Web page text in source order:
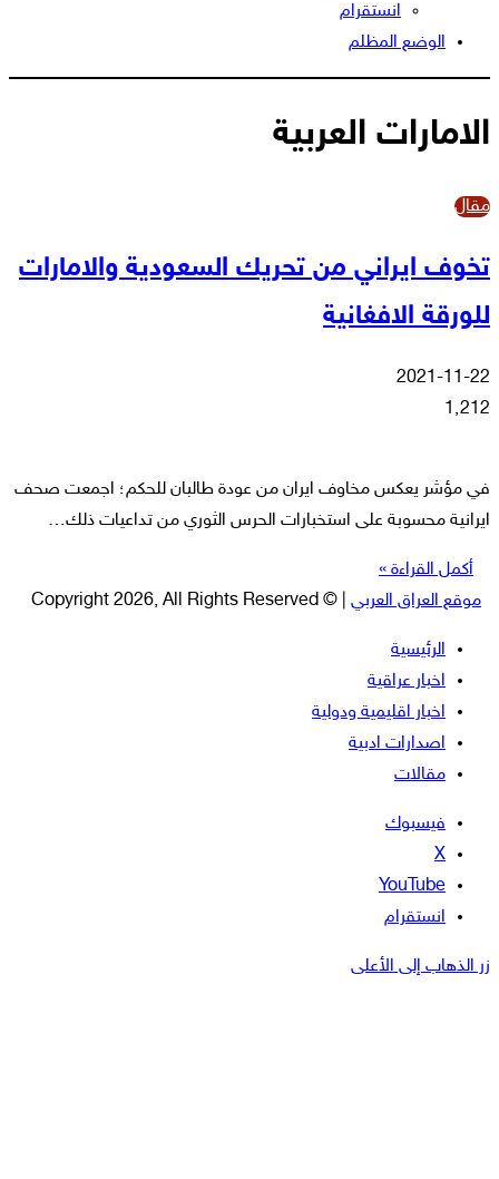
انستقرام
الوضع المظلم
الامارات العربية
مقال
تخوف ايراني من تحريك السعودية والامارات
للورقة الافغانية
2021-11-22
1٬212
في مؤشر يعكس مخاوف ايران من عودة طالبان للحكم؛ اجمعت صحف
ايرانية محسوبة على استخبارات الحرس الثوري من تداعيات ذلك…
أكمل القراءة »
موقع العراق العربي | © Copyright 2026, All Rights Reserved
الرئيسية
اخبار عراقية
اخبار اقليمية ودولية
اصدارات ادبية
مقالات
فيسبوك
‫X
‫YouTube
انستقرام
زر الذهاب إلى الأعلى